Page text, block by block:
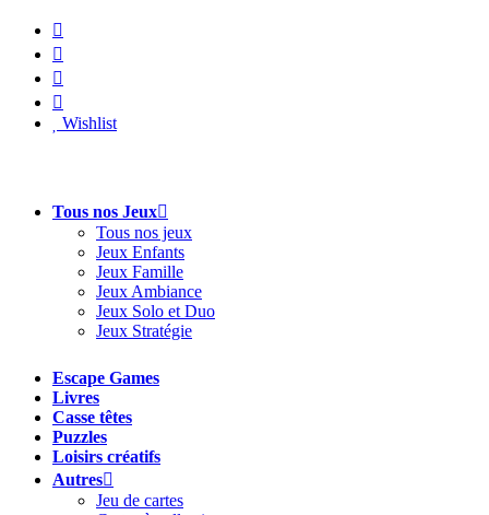
Aller
contenu
Wishlist
Tous nos Jeux
Tous nos jeux
Jeux Enfants
Jeux Famille
Jeux Ambiance
Jeux Solo et Duo
Jeux Stratégie
Escape Games
Livres
Casse têtes
Puzzles
Loisirs créatifs
Autres
Jeu de cartes